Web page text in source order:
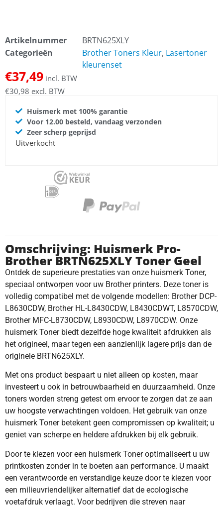
Artikelnummer
BRTN625XLY
Categorieën
Brother Toners Kleur, Lasertoner
kleurenset
€37,49 incl. BTW
€30,98 excl. BTW
Huismerk met 100% garantie
Voor 12.00 besteld, vandaag verzonden
Zeer scherp geprijsd
Uitverkocht
Omschrijving: Huismerk Pro-
Brother BRTN625XLY Toner Geel
Ontdek de superieure prestaties van onze huismerk Toner,
speciaal ontworpen voor uw Brother printers. Deze toner is
volledig compatibel met de volgende modellen: Brother DCP-
L8630CDW, Brother HL-L8430CDW, L8430CDWT, L8570CDW,
Brother MFC-L8730CDW, L8930CDW, L8970CDW. Onze
huismerk Toner biedt dezelfde hoge kwaliteit afdrukken als
het origineel, maar tegen een aanzienlijk lagere prijs dan de
originele BRTN625XLY.
Met ons product bespaart u niet alleen op kosten, maar
investeert u ook in betrouwbaarheid en duurzaamheid. Onze
toners worden streng getest om ervoor te zorgen dat ze aan
uw hoogste verwachtingen voldoen. Het gebruik van onze
huismerk Toner betekent geen compromissen op kwaliteit; u
geniet van scherpe en heldere afdrukken bij elk gebruik.
Door te kiezen voor een huismerk Toner optimaliseert u uw
printkosten zonder in te boeten aan performance. U maakt
een verantwoorde en verstandige keuze door te kiezen voor
een milieuvriendelijker alternatief dat de ecologische
voetafdruk verlaagt. Voor bedrijven die streven naar